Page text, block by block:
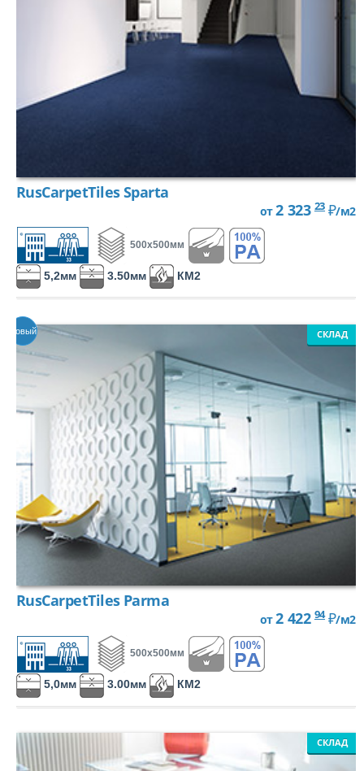
RusCarpetTiles Sparta
от2 323 23 ₽/м2
500х500мм
5,2мм 3.50мм КМ2
Новый СКЛАД
RusCarpetTiles Parma
от2 422 94 ₽/м2
500х500мм
5,0мм 3.00мм КМ2
СКЛАД